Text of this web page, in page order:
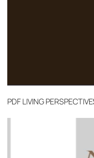
поставки
международными
выбрать
критичных партий
PDFLIVING